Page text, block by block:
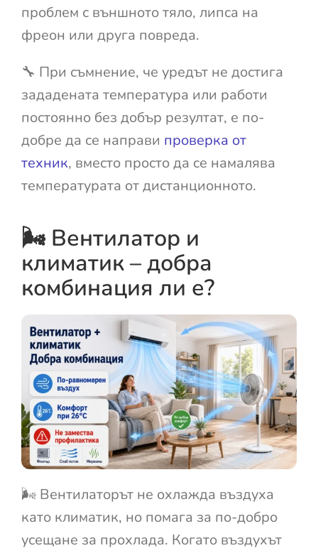
проблем с външното тяло, липса на
фреон или друга повреда.
🔧 При съмнение, че уредът не достига
зададената температура или работи
постоянно без добър резултат, е по-
добре да се направи проверка от
техник, вместо просто да се намалява
температурата от дистанционното.
🌬️ Вентилатор и
климатик – добра
комбинация ли е?
🌬️ Вентилаторът не охлажда въздуха
като климатик, но помага за по-добро
усещане за прохлада. Когато въздухът